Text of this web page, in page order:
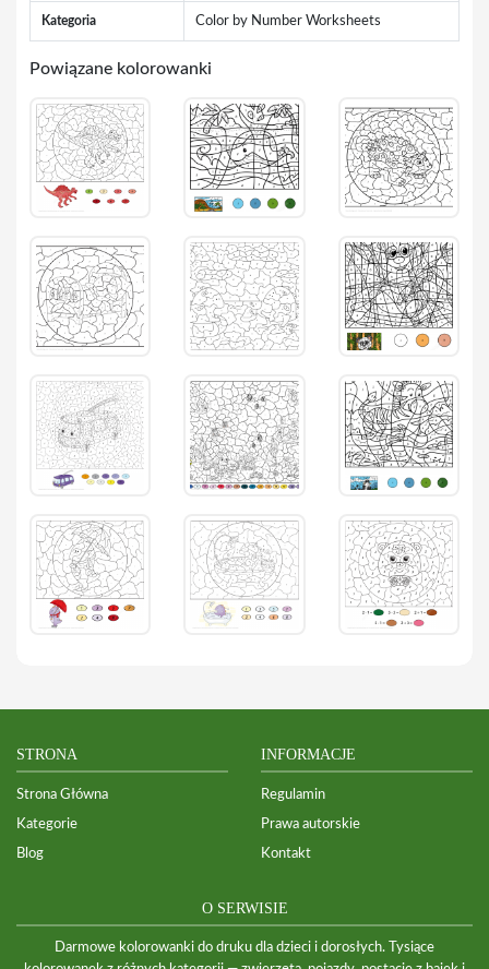
Kategoria Color by Number Worksheets
Powiązane kolorowanki
STRONA
Strona Główna
Kategorie
Blog
INFORMACJE
Regulamin
Prawa autorskie
Kontakt
O SERWISIE
Darmowe kolorowanki do druku dla dzieci i dorosłych. Tysiące